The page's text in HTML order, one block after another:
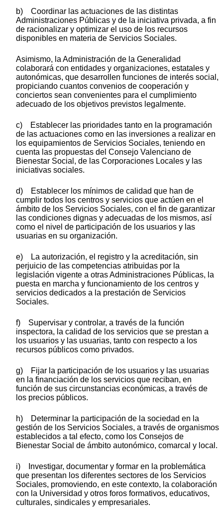
b) Coordinar las actuaciones de las distintas
Administraciones Públicas y de la iniciativa privada, a fin
de racionalizar y optimizar el uso de los recursos
disponibles en materia de Servicios Sociales.
Asimismo, la Administración de la Generalidad
colaborará con entidades y organizaciones, estatales y
autonómicas, que desarrollen funciones de interés social,
propiciando cuantos convenios de cooperación y
conciertos sean convenientes para el cumplimiento
adecuado de los objetivos previstos legalmente.
c) Establecer las prioridades tanto en la programación
de las actuaciones como en las inversiones a realizar en
los equipamientos de Servicios Sociales, teniendo en
cuenta las propuestas del Consejo Valenciano de
Bienestar Social, de las Corporaciones Locales y las
iniciativas sociales.
d) Establecer los mínimos de calidad que han de
cumplir todos los centros y servicios que actúen en el
ámbito de los Servicios Sociales, con el fin de garantizar
las condiciones dignas y adecuadas de los mismos, así
como el nivel de participación de los usuarios y las
usuarias en su organización.
e) La autorización, el registro y la acreditación, sin
perjuicio de las competencias atribuidas por la
legislación vigente a otras Administraciones Públicas, la
puesta en marcha y funcionamiento de los centros y
servicios dedicados a la prestación de Servicios
Sociales.
f) Supervisar y controlar, a través de la función
inspectora, la calidad de los servicios que se prestan a
los usuarios y las usuarias, tanto con respecto a los
recursos públicos como privados.
g) Fijar la participación de los usuarios y las usuarias
en la financiación de los servicios que reciban, en
función de sus circunstancias económicas, a través de
los precios públicos.
h) Determinar la participación de la sociedad en la
gestión de los Servicios Sociales, a través de organismos
establecidos a tal efecto, como los Consejos de
Bienestar Social de ámbito autonómico, comarcal y local.
i) Investigar, documentar y formar en la problemática
que presentan los diferentes sectores de los Servicios
Sociales, promoviendo, en este contexto, la colaboración
con la Universidad y otros foros formativos, educativos,
culturales, sindicales y empresariales.